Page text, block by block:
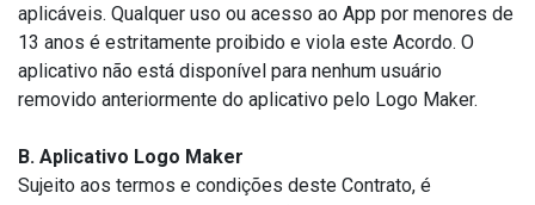
aplicáveis. Qualquer uso ou acesso ao App por menores de
13 anos é estritamente proibido e viola este Acordo. O
aplicativo não está disponível para nenhum usuário
removido anteriormente do aplicativo pelo Logo Maker.
B. Aplicativo Logo Maker
Sujeito aos termos e condições deste Contrato, é